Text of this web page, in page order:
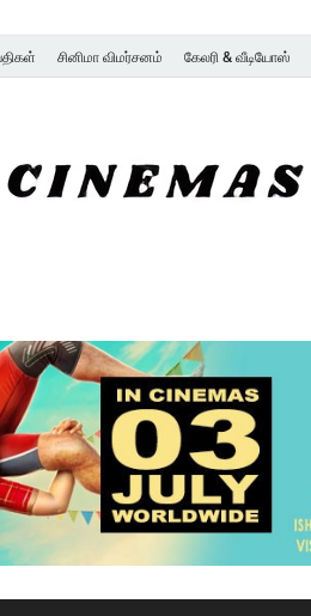
சினிமா விமர்சனம் கேலரி & வீடியோஸ்